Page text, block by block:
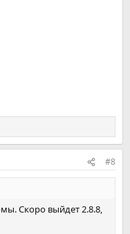
#8
Скоро выйдет 2.8.8,